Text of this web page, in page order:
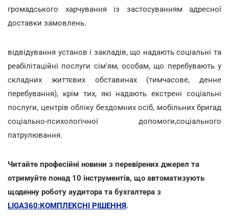
громадського харчування із застосуванням адресної
доставки замовлень.
відвідування установ і закладів, що надають соціальні та
реабілітаційні послуги сім'ям, особам, що перебувають у
складних життєвих обставинах (тимчасове, денне
перебування), крім тих, які надають екстрені соціальні
послуги, центрів обліку бездомних осіб, мобільних бригад
соціально-психологічної допомоги,соціального
патрулювання.
Читайте професійні новини з перевірених джерел та
отримуйте понад 10 інструментів, що автоматизують
щоденну роботу аудитора та бухгалтера з
LIGA360:КОМПЛЕКСНІ РІШЕННЯ.